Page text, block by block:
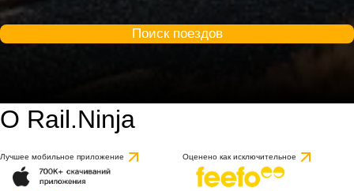
Поиск поездов
О Rail.Ninja
Лучшее мобильное приложение Оценено как исключительное